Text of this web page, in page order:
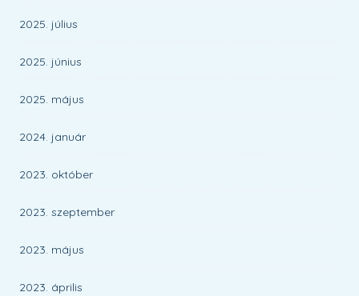
2025. július
2025. június
2025. május
2024. január
2023. október
2023. szeptember
2023. május
2023. április